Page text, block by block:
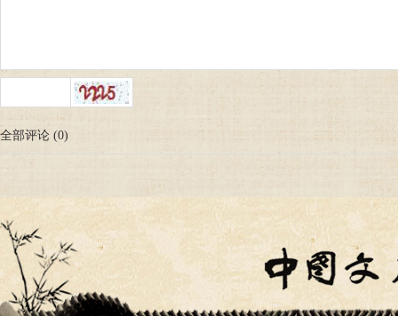
全部评论 (0)